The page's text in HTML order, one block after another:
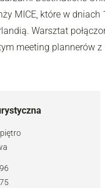
MICE, które w
Warsztat
meeting plannerów